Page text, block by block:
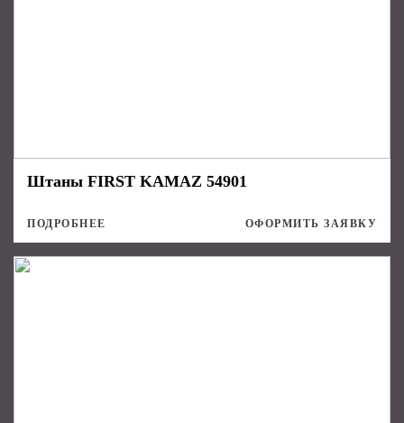
Штаны FIRST KAMAZ 54901
ПОДРОБНЕЕ ОФОРМИТЬ ЗАЯВКУ